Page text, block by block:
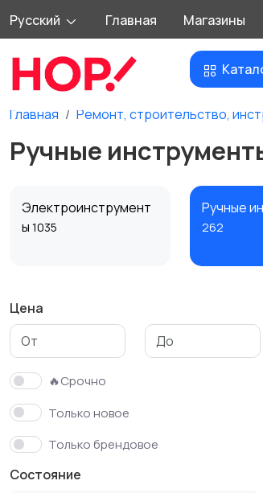
Русский Главная Магазины
Главная Ремонт, строительство,
Ручные
Электроинструмент
ы 1035
Ручные
262
Цена
🔥Срочно
Только новое
Только брендовое
Состояние